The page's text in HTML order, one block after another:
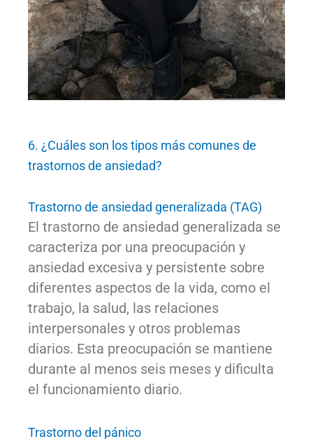
6. ¿Cuáles son los tipos más comunes de
trastornos de ansiedad?
Trastorno de ansiedad generalizada (TAG)
El trastorno de ansiedad generalizada se
caracteriza por una preocupación y
ansiedad excesiva y persistente sobre
diferentes aspectos de la vida, como el
trabajo, la salud, las relaciones
interpersonales y otros problemas
diarios. Esta preocupación se mantiene
durante al menos seis meses y dificulta
el funcionamiento diario.
Trastorno del pánico